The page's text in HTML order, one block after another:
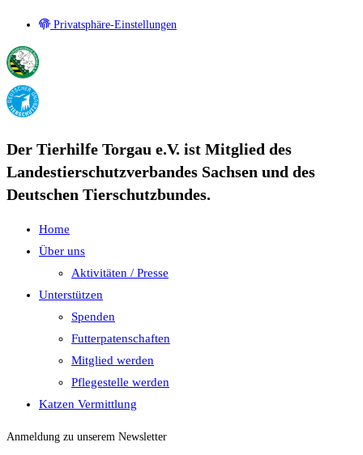
Privatsphäre-Einstellungen
Der Tierhilfe Torgau e.V. ist Mitglied des
Landestierschutzverbandes Sachsen und des
Deutschen Tierschutzbundes.
Home
Über uns
Aktivitäten / Presse
Unterstützen
Spenden
Futterpatenschaften
Mitglied werden
Pflegestelle werden
Katzen Vermittlung
Anmeldung zu unserem Newsletter